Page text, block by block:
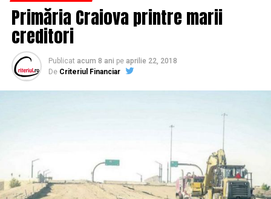
Primăria Craiova printre marii
creditori
Publicat acum 8 ani pe aprilie 22, 2018
De Criteriul Financiar